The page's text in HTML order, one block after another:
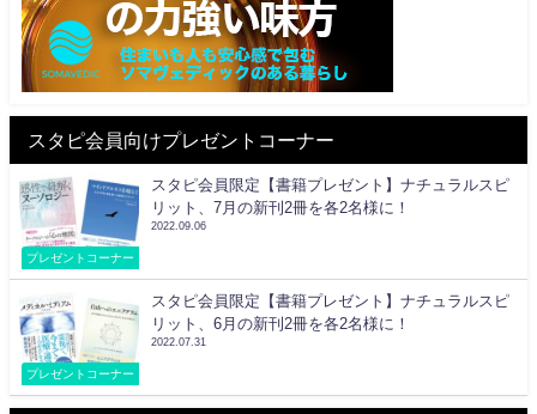
スタピ会員向けプレゼントコーナー
プレゼントコーナー
スタピ会員限定【書籍プレゼント】ナチュラルスピ
リット、7月の新刊2冊を各2名様に！
2022.09.06
プレゼントコーナー
スタピ会員限定【書籍プレゼント】ナチュラルスピ
リット、6月の新刊2冊を各2名様に！
2022.07.31